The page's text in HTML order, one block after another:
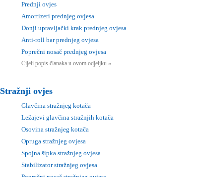
Prednji ovjes
Amortizeri prednjeg ovjesa
Donji upravljački krak prednjeg ovjesa
Anti-roll bar prednjeg ovjesa
Poprečni nosač prednjeg ovjesa
Cijeli popis članaka u ovom odjeljku »
Stražnji ovjes
Glavčina stražnjeg kotača
Ležajevi glavčina stražnjih kotača
Osovina stražnjeg kotača
Opruga stražnjeg ovjesa
Spojna šipka stražnjeg ovjesa
Stabilizator stražnjeg ovjesa